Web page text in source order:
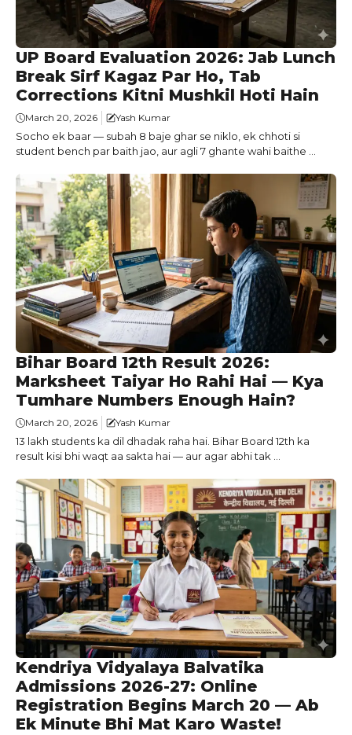
UP Board Evaluation 2026: Jab Lunch
Break Sirf Kagaz Par Ho, Tab
Corrections Kitni Mushkil Hoti Hain
March 20, 2026 Yash Kumar
Socho ek baar — subah 8 baje ghar se niklo, ek chhoti si
student bench par baith jao, aur agli 7 ghante wahi baithe ...
Bihar Board 12th Result 2026:
Marksheet Taiyar Ho Rahi Hai — Kya
Tumhare Numbers Enough Hain?
March 20, 2026 Yash Kumar
13 lakh students ka dil dhadak raha hai. Bihar Board 12th ka
result kisi bhi waqt aa sakta hai — aur agar abhi tak ...
Kendriya Vidyalaya Balvatika
Admissions 2026-27: Online
Registration Begins March 20 — Ab
Ek Minute Bhi Mat Karo Waste!